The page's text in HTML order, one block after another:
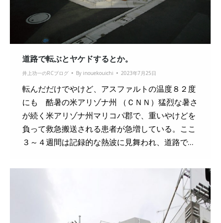
道路で転ぶとヤケドするとか。
井上功一のRCブログ By inouekouichi 2023年7月25日
転んだだけでやけど、アスファルトの温度８２度
にも 酷暑の米アリゾナ州 （ＣＮＮ）猛烈な暑さ
が続く米アリゾナ州マリコパ郡で、重いやけどを
負って救急搬送される患者が急増している。ここ
３～４週間は記録的な熱波に見舞われ、道路で…